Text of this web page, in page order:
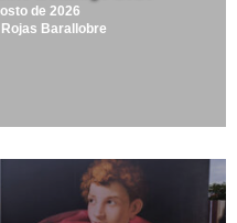
de 2026
Barallobre